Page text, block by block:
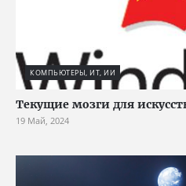
КОМПЬЮТЕРЫ, ИТ, ИИ
Текущие мозги для
19 Май, 2024